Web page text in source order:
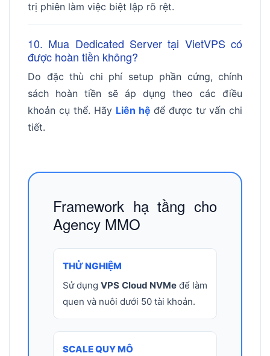
trị phiên làm việc biệt lập rõ rệt.
10. Mua Dedicated Server tại VietVPS có
được hoàn tiền không?
Do đặc thù chi phí setup phần cứng, chính
sách hoàn tiền sẽ áp dụng theo các điều
khoản cụ thể. Hãy Liên hệ để được tư vấn chi
tiết.
Framework hạ tầng cho
Agency MMO
THỬ NGHIỆM
Sử dụngVPS Cloud NVMeđể làm
quen và nuôi dưới 50 tài khoản.
SCALE QUY MÔ